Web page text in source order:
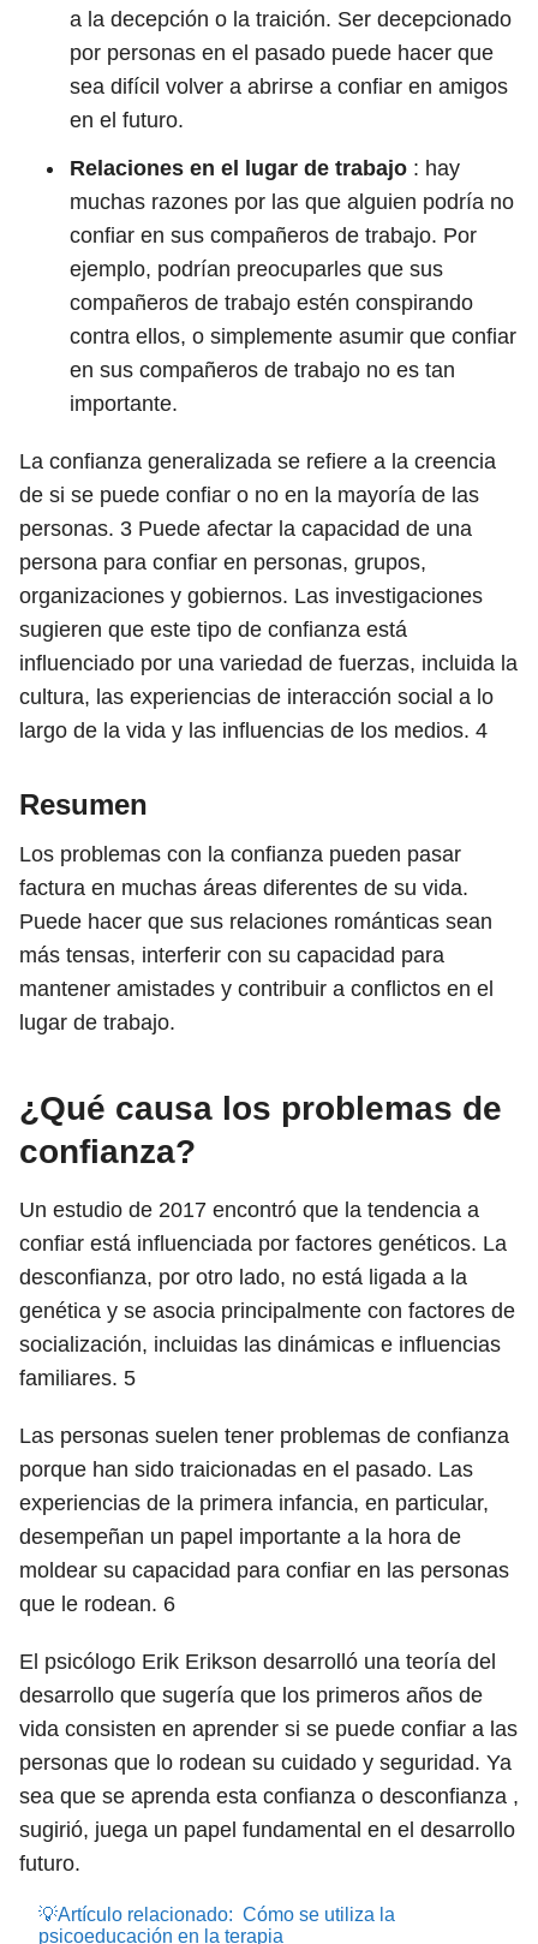
a la decepción o la traición. Ser decepcionado
por personas en el pasado puede hacer que
sea difícil volver a abrirse a confiar en amigos
en el futuro.
Relaciones en el lugar de trabajo : hay
muchas razones por las que alguien podría no
confiar en sus compañeros de trabajo. Por
ejemplo, podrían preocuparles que sus
compañeros de trabajo estén conspirando
contra ellos, o simplemente asumir que confiar
en sus compañeros de trabajo no es tan
importante.
La confianza generalizada se refiere a la creencia
de si se puede confiar o no en la mayoría de las
personas. 3 Puede afectar la capacidad de una
persona para confiar en personas, grupos,
organizaciones y gobiernos. Las investigaciones
sugieren que este tipo de confianza está
influenciado por una variedad de fuerzas, incluida la
cultura, las experiencias de interacción social a lo
largo de la vida y las influencias de los medios. 4
Resumen
Los problemas con la confianza pueden pasar
factura en muchas áreas diferentes de su vida.
Puede hacer que sus relaciones románticas sean
más tensas, interferir con su capacidad para
mantener amistades y contribuir a conflictos en el
lugar de trabajo.
¿Qué causa los problemas de
confianza?
Un estudio de 2017 encontró que la tendencia a
confiar está influenciada por factores genéticos. La
desconfianza, por otro lado, no está ligada a la
genética y se asocia principalmente con factores de
socialización, incluidas las dinámicas e influencias
familiares. 5
Las personas suelen tener problemas de confianza
porque han sido traicionadas en el pasado. Las
experiencias de la primera infancia, en particular,
desempeñan un papel importante a la hora de
moldear su capacidad para confiar en las personas
que le rodean. 6
El psicólogo Erik Erikson desarrolló una teoría del
desarrollo que sugería que los primeros años de
vida consisten en aprender si se puede confiar a las
personas que lo rodean su cuidado y seguridad. Ya
sea que se aprenda esta confianza o desconfianza ,
sugirió, juega un papel fundamental en el desarrollo
futuro.
💡Artículo relacionado: Cómo se utiliza la
psicoeducación en la terapia